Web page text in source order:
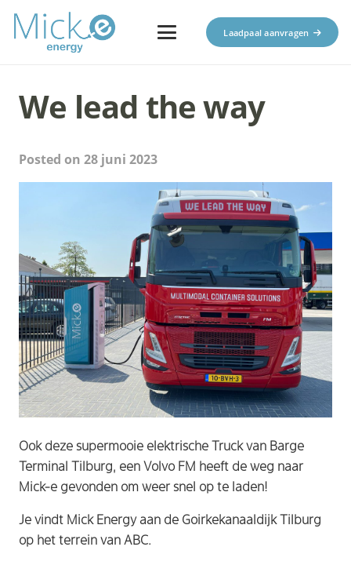
Laadpaal aanvragen
We lead the way
Posted on 28 juni 2023
Ook deze supermooie elektrische Truck van Barge
Terminal Tilburg, een Volvo FM heeft de weg naar
Mick-e gevonden om weer snel op te laden!
Je vindt Mick Energy aan de Goirkekanaaldijk Tilburg
op het terrein van ABC.